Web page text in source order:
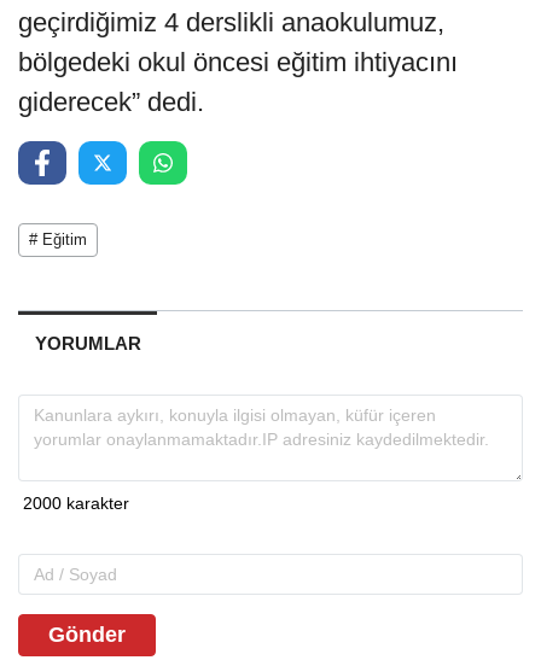
geçirdiğimiz 4 derslikli anaokulumuz,
bölgedeki okul öncesi eğitim ihtiyacını
giderecek” dedi.
# Eğitim
YORUMLAR
Gönder